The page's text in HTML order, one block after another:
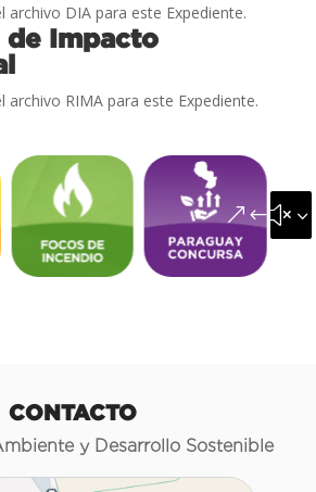
archivo DIA para este Expediente.
de Impacto
archivo RIMA para este Expediente.
CONTACTO
y Desarrollo Sostenible